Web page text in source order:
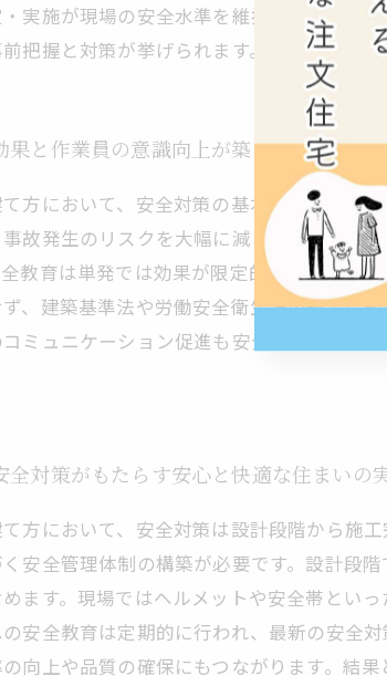
実施が現場の安全水準を維持します。実
把握と対策が挙げられます。これらを徹
果と作業員の意識向上が築く安全な注文
方において、安全対策の基本は作業員の
故発生のリスクを大幅に減らせます。例
教育は単発では効果が限定的であり、定
、建築基準法や労働安全衛生法の規定に
ミュニケーション促進も安全な注文住宅
全対策がもたらす安心と快適な住まいの
方において、安全対策は設計段階から施
安全管理体制の構築が必要です。設計段
ます。現場ではヘルメットや安全帯とい
安全教育は定期的に行われ、最新の安全
向上や品質の確保にもつながります。結